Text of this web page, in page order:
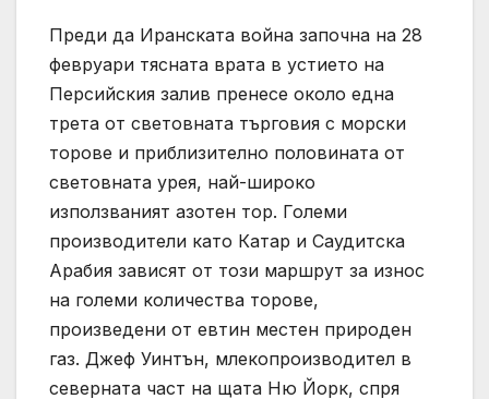
Преди да Иранската война започна на 28
февруари тясната врата в устието на
Персийския залив пренесе около една
трета от световната търговия с морски
торове и приблизително половината от
световната урея, най-широко
използваният азотен тор. Големи
производители като Катар и Саудитска
Арабия зависят от този маршрут за износ
на големи количества торове,
произведени от евтин местен природен
газ. Джеф Уинтън, млекопроизводител в
северната част на щата Ню Йорк, спря